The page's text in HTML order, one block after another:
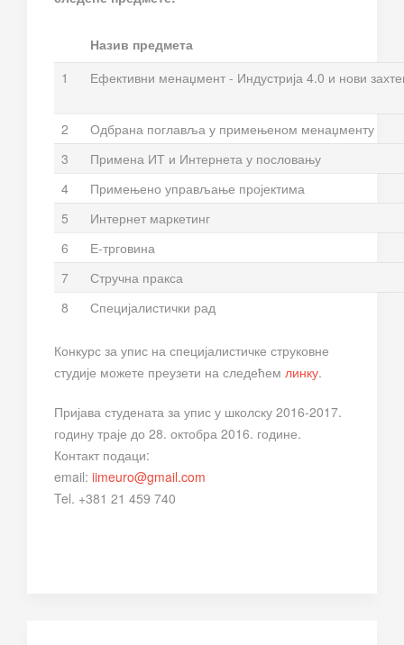
Назив предмета
1
Ефективни менаџмент - Индустрија 4.0 и нови
2
Одбрана поглавља у примењеном менаџменту
3
Примена ИТ и Интернета у пословању
4
Примењено управљање пројектима
5
Интернет маркетинг
6
Е-трговина
7
Стручна пракса
8
Специјалистички рад
Конкурс за упис на специјалистичке струковне
студије можете преузети на следећем линку.
Пријава студената за упис у школску 2016-2017.
годину траје до 28. октобра 2016. године.
Контакт подаци:
email: iimeuro@gmail.com
Tel. +381 21 459 740